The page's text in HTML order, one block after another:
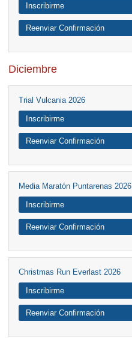
Inscribirme
Reenviar Confirmación
Diciembre
Trial Vulcania 2026
Inscribirme
Reenviar Confirmación
Media Maratón Puntarenas 2026
Inscribirme
Reenviar Confirmación
Christmas Run Everlast 2026
Inscribirme
Reenviar Confirmación